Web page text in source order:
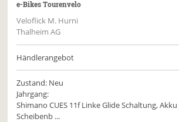
e-Bikes Tourenvelo
Veloflick M. Hurni
Thalheim AG
Händlerangebot
Zustand: Neu
Jahrgang:
Shimano CUES 11f Linke Glide Schaltung,
Scheibenb ...